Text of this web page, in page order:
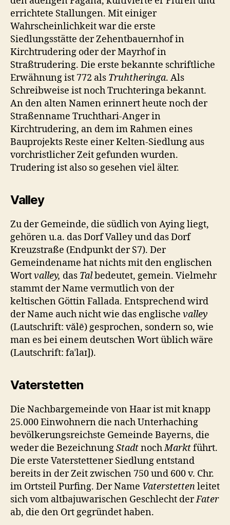
errichtete Stallungen. Mit einiger
Wahrscheinlichkeit war die erste
Siedlungsstätte der Zehentbauernhof in
Kirchtrudering oder der Mayrhof in
Straßtrudering. Die erste bekannte schriftliche
Erwähnung ist 772 als Truhtheringa. Als
Schreibweise ist noch Truchteringa bekannt.
An den alten Namen erinnert heute noch der
Straßenname Truchthari-Anger in
Kirchtrudering, an dem im Rahmen eines
Bauprojekts Reste einer Kelten-Siedlung aus
vorchristlicher Zeit gefunden wurden.
Trudering ist also so gesehen viel älter.
Valley
Zu der Gemeinde, die südlich von Aying liegt,
gehören u.a. das Dorf Valley und das Dorf
Kreuzstraße (Endpunkt der S7). Der
Gemeindename hat nichts mit den englischen
Wortvalley, das Talbedeutet, gemein. Vielmehr
stammt der Name vermutlich von der
keltischen Göttin Fallada. Entsprechend wird
der Name auch nicht wie das englische valley
(Lautschrift: vălē) gesprochen, sondern so, wie
man es bei einem deutschen Wort üblich wäre
(Lautschrift: faˈlaɪ]).
Vaterstetten
Die Nachbargemeinde von Haar ist mit knapp
25.000 Einwohnern die nach Unterhaching
bevölkerungsreichste Gemeinde Bayerns, die
weder die BezeichnungStadtnochMarktführt.
Die erste Vaterstettener Siedlung entstand
bereits in der Zeit zwischen 750 und 600 v. Chr.
im Ortsteil Purfing. Der Name Vaterstettenleitet
sich vom altbajuwarischen Geschlecht derFater
ab, die den Ort gegründet haben.